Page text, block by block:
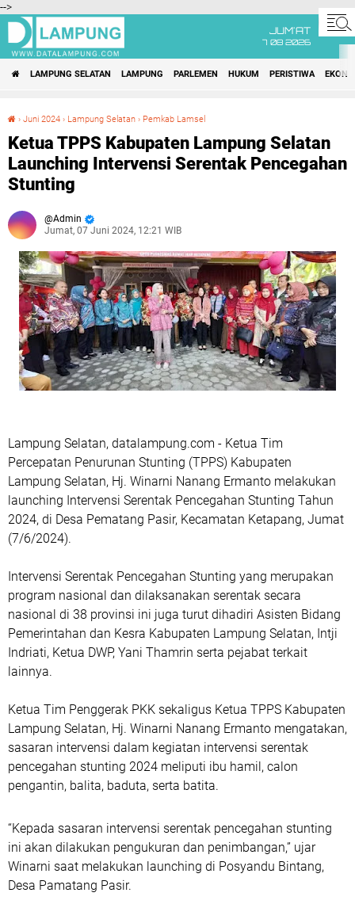
-->
JUM'AT
7 08 2026
LAMPUNG SELATAN LAMPUNG PARLEMEN HUKUM PERISTIWA
› Juni 2024 › Lampung Selatan › Pemkab Lamsel
Ketua TPPS Kabupaten Lampung Selatan
Launching Intervensi Serentak Pencegahan
Stunting
Admin
Jumat, 07 Juni 2024, 12:21 WIB
Lampung Selatan, datalampung.com - Ketua Tim
Percepatan Penurunan Stunting (TPPS) Kabupaten
Lampung Selatan, Hj. Winarni Nanang Ermanto melakukan
launching Intervensi Serentak Pencegahan Stunting Tahun
2024, di Desa Pematang Pasir, Kecamatan Ketapang, Jumat
(7/6/2024).
Intervensi Serentak Pencegahan Stunting yang merupakan
program nasional dan dilaksanakan serentak secara
nasional di 38 provinsi ini juga turut dihadiri Asisten Bidang
Pemerintahan dan Kesra Kabupaten Lampung Selatan, Intji
Indriati, Ketua DWP, Yani Thamrin serta pejabat terkait
lainnya.
Ketua Tim Penggerak PKK sekaligus Ketua TPPS Kabupaten
Lampung Selatan, Hj. Winarni Nanang Ermanto mengatakan,
sasaran intervensi dalam kegiatan intervensi serentak
pencegahan stunting 2024 meliputi ibu hamil, calon
pengantin, balita, baduta, serta batita.
“Kepada sasaran intervensi serentak pencegahan stunting
ini akan dilakukan pengukuran dan penimbangan,” ujar
Winarni saat melakukan launching di Posyandu Bintang,
Desa Pamatang Pasir.